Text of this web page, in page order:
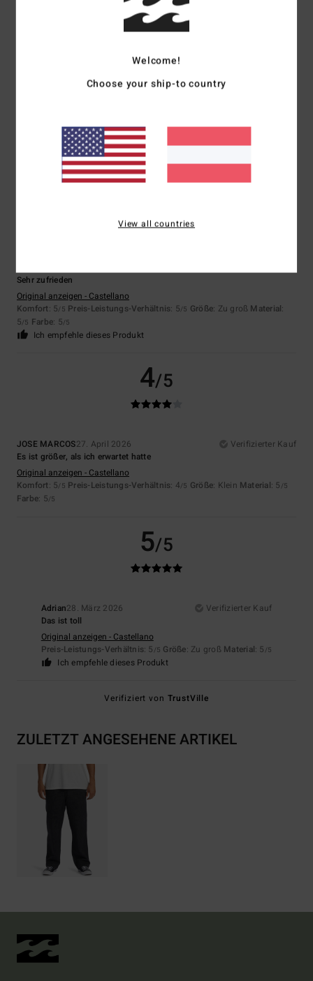
Sehr zufrieden
Original anzeigen - Castellano
Komfort: 5/5 Preis-Leistungs-Verhältnis: 5/5 Größe: Zu groß Material:
5/5 Farbe: 5/5
Ich empfehle dieses Produkt
4/5
JOSE MARCOS27. April 2026
Verifizierter Kauf
Es ist größer, als ich erwartet hatte
Original anzeigen - Castellano
Komfort: 5/5 Preis-Leistungs-Verhältnis: 4/5 Größe: Klein Material: 5 /5
Farbe: 5/5
5/5
Adrian28. März 2026
Verifizierter Kauf
Das ist toll
Original anzeigen - Castellano
Preis-Leistungs-Verhältnis: 5 /5 Größe: Zu groß Material: 5 /5
Ich empfehle dieses Produkt
Verifiziert von TrustVille
ZULETZT ANGESEHENE ARTIKEL
Welcome!
Choose your ship-to country
View all countries